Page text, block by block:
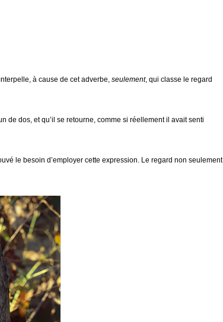
à cause de cet adverbe, seulement, qui classe le regard
de dos, et qu’il se retourne, comme si réellement il avait senti
le besoin d’employer cette expression. Le regard non seulement